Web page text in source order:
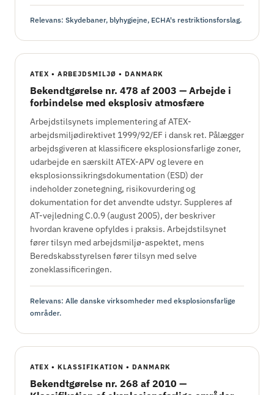
Relevans: Skydebaner, blyhygiejne, ECHA's restriktionsforslag.
ATEX • ARBEJDSMILJØ • DANMARK
Bekendtgørelse nr. 478 af 2003 — Arbejde i
forbindelse med eksplosiv atmosfære
Arbejdstilsynets implementering af ATEX-
arbejdsmiljødirektivet 1999/92/EF i dansk ret. Pålægger
arbejdsgiveren at klassificere eksplosionsfarlige zoner,
udarbejde en særskilt ATEX-APV og levere en
eksplosionssikringsdokumentation (ESD) der
indeholder zonetegning, risikovurdering og
dokumentation for det anvendte udstyr. Suppleres af
AT-vejledning C.0.9 (august 2005), der beskriver
hvordan kravene opfyldes i praksis. Arbejdstilsynet
fører tilsyn med arbejdsmiljø-aspektet, mens
Beredskabsstyrelsen fører tilsyn med selve
zoneklassificeringen.
Relevans: Alle danske virksomheder med eksplosionsfarlige
områder.
ATEX • KLASSIFIKATION • DANMARK
Bekendtgørelse nr. 268 af 2010 —